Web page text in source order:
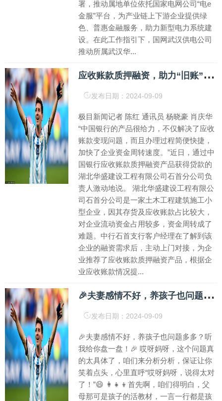
署，推动属地单位依托国家电网公司“电e
金服”平台，为产业链上下游企业提供绿
色、普惠金融服务，助力新型电力系统建
设。在此工作指引下，国网武汉供电公司
推动所属武汉华...
应
收账款质押融资，助力“旧账”变“新钱”
发布日期：2024-09-09
极目新闻记者 陈红 通讯员 杨晓豪 肖庆华
“中国银行的产品很给力，不仅解决了应收
账款变现问题，而且办理过程简便快捷，
加快了企业资金周转速度。”近日，通过中
国银行应收账款质押融资产品获得贷款的
湖北华盛建设工程有限公司石首分公司负
责人激动地说。 湖北华盛建设工程有限公
司石首分公司是一家土木工程建筑施工小
型企业，因其存货及应收账款占比较大，
对企业流动资金占用较多，资金周转成了
难题。中行石首支行客户经理在了解到该
企业的融资需求后，主动上门对接，为企
业推荐了应收账款质押融资产品，根据企
业应收账款情况提...

夫妻感情不好，养孩子也问题多多？听我给你盘一盘！🎉 哎呀妈呀，
发布日期：2024-09-09
🎉夫妻感情不好，养孩子也问题多多？听
我给你盘一盘！🎉 哎呀妈呀，这个问题真
的太具体了，咱们来分析分析，保证让你
笑着点头，心里直呼“哎呀妈呀，说得太对
了！”😄 👩‍👧‍👦首先啊，咱们得明白，父
母那可是孩子的活教材，一言一行都是孩